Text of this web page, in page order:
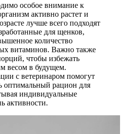
особое внимание к
активно растет и
лучше всего подходят
для щенков,
количество
витаминов. Важно также
чтобы избежать
весом в будущем.
с ветеринаром помогут
оптимальный рацион для
индивидуальные
активности.